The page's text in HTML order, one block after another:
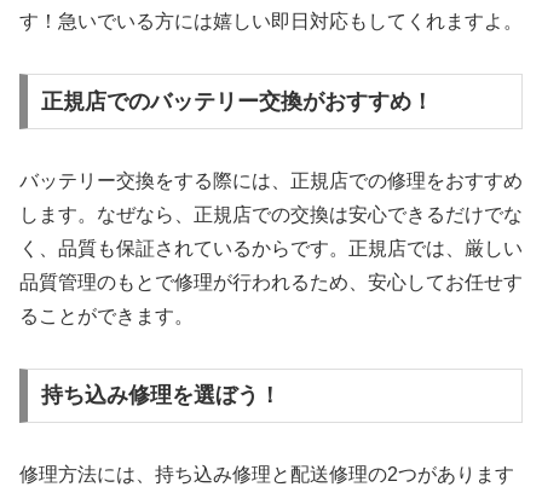
す！急いでいる方には嬉しい即日対応もしてくれますよ。
正規店でのバッテリー交換がおすすめ！
バッテリー交換をする際には、正規店での修理をおすすめ
します。なぜなら、正規店での交換は安心できるだけでな
く、品質も保証されているからです。正規店では、厳しい
品質管理のもとで修理が行われるため、安心してお任せす
ることができます。
持ち込み修理を選ぼう！
修理方法には、持ち込み修理と配送修理の2つがあります